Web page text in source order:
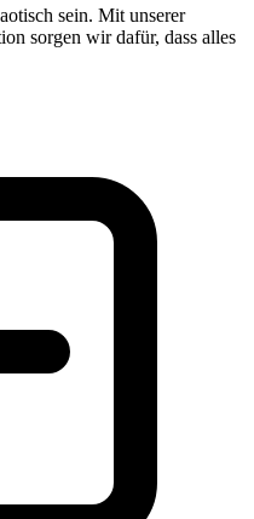
sein. Mit unserer
sorgen wir dafür, dass alles